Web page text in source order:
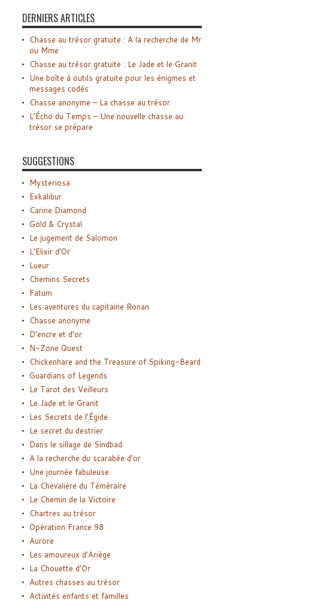
DERNIERS ARTICLES
Chasse au trésor gratuite : A la recherche de Mr
ou Mme
Chasse au trésor gratuite : Le Jade et le Granit
Une boîte à outils gratuite pour les énigmes et
messages codés
Chasse anonyme – La chasse au trésor
L’Écho du Temps – Une nouvelle chasse au
trésor se prépare
SUGGESTIONS
Mysteriosa
Exkalibur
Carine Diamond
Gold & Crystal
Le jugement de Salomon
L’Elixir d’Or
Lueur
Chemins Secrets
Fatum
Les aventures du capitaine Ronan
Chasse anonyme
D’encre et d’or
N-Zone Quest
Chickenhare and the Treasure of Spiking-Beard
Guardians of Legends
Le Tarot des Veilleurs
Le Jade et le Granit
Les Secrets de l’Égide
Le secret du destrier
Dans le sillage de Sindbad
A la recherche du scarabée d’or
Une journée fabuleuse
La Chevalière du Téméraire
Le Chemin de la Victoire
Chartres au trésor
Opération France 98
Aurore
Les amoureux d’Ariège
La Chouette d’Or
Autres chasses au trésor
Activités enfants et familles